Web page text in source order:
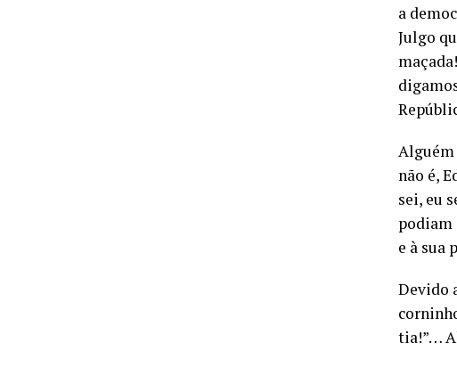
a
Julgo
Alguém
não é,
sei, eu
podiam
e à sua
Devido
tia!”…